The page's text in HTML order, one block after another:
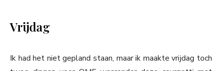
Vrijdag
Ik had het niet gepland staan, maar ik maakte vrijdag toch